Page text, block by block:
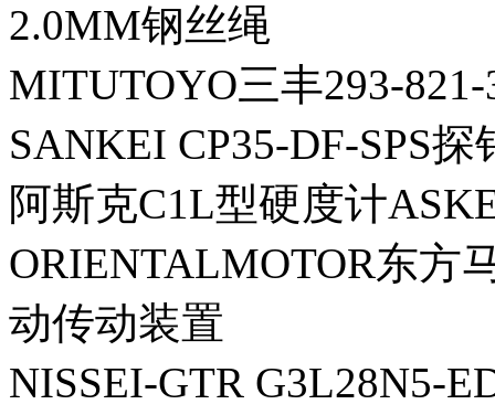
2.0MM钢丝绳
MITUTOYO三丰293-
SANKEI CP35-DF-SPS探
阿斯克C1L型硬度计
ORIENTALMOTOR东方
动传动装置
NISSEI-GTR G3L28N5-